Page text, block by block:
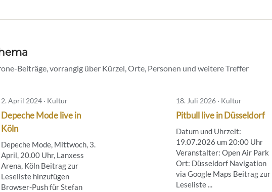
Beiträge, vorrangig über Kürzel, Orte, Personen und weitere Treffer
2. April 2024 · Kultur
Depeche Mode live in
Köln
Depeche Mode, Mittwoch, 3.
April, 20.00 Uhr, Lanxess
Arena, Köln Beitrag zur
Leseliste hinzufügen
Browser-Push für Stefan
18. Juli 2026 · Kultur
Pitbull live in Düsseldorf
Datum und Uhrzeit:
19.07.2026 um 20:00 Uhr
Veranstalter: Open Air Park
Ort: Düsseldorf Navigation
via Google Maps Beitrag zur
Leseliste ...